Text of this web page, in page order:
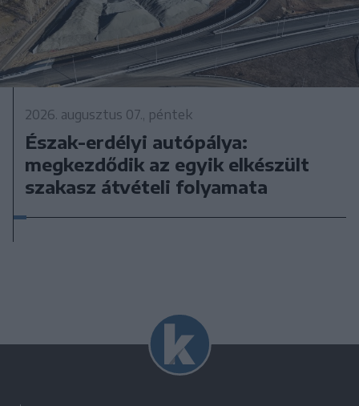
2026. augusztus 07., péntek
Észak-erdélyi autópálya:
megkezdődik az egyik elkészült
szakasz átvételi folyamata